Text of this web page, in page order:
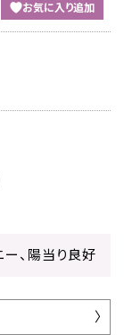
お気に入り追加
、陽当り良好